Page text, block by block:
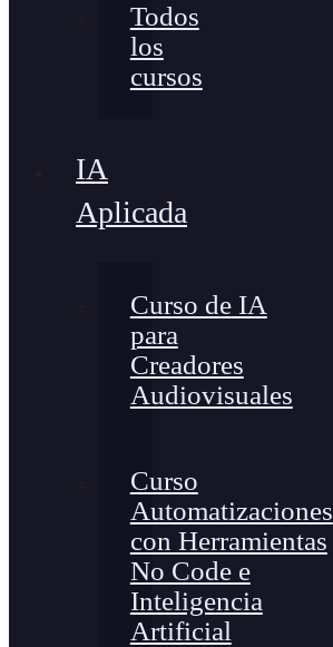
Todos
los
cursos
IA
Aplicada
Curso de IA
para
Creadores
Audiovisuales
Curso
Automatizaciones
con Herramientas
No Code e
Inteligencia
Artificial